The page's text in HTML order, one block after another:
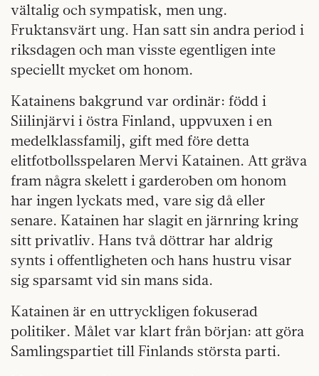
vältalig och sympatisk, men ung.
Fruktansvärt ung. Han satt sin andra period i
riksdagen och man visste egentligen inte
speciellt mycket om honom.
Katainens bakgrund var ordinär: född i
Siilinjärvi i östra Finland, uppvuxen i en
medelklassfamilj, gift med före detta
elitfotbollsspelaren Mervi Katainen. Att gräva
fram några skelett i garderoben om honom
har ingen lyckats med, vare sig då eller
senare. Katainen har slagit en järnring kring
sitt privatliv. Hans två döttrar har aldrig
synts i offentligheten och hans hustru visar
sig sparsamt vid sin mans sida.
Katainen är en uttryckligen fokuserad
politiker. Målet var klart från början: att göra
Samlingspartiet till Finlands största parti.